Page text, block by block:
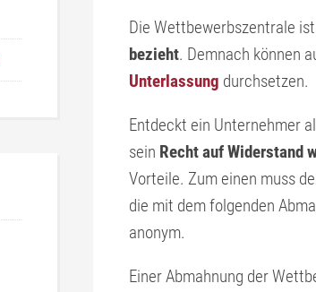
Die Wettbewerbszentrale
bezieht. Demnach können
Unterlassung durchsetzen.
Entdeckt ein Unternehmer
sein Recht auf Widerstand
Vorteile. Zum einen muss
die mit dem folgenden
anonym.
Einer Abmahnung der